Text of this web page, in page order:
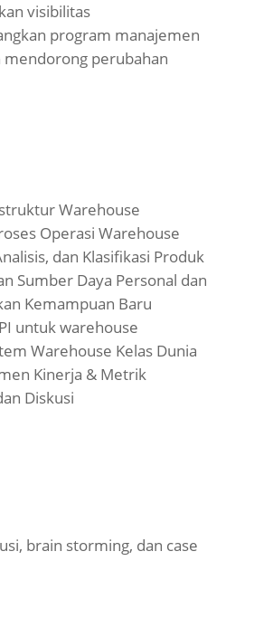
visibilitas
program manajemen
mendorong perubahan
Warehouse
Operasi Warehouse
dan Klasifikasi Produk
Sumber Daya Personal dan
Kemampuan Baru
untuk warehouse
Warehouse Kelas Dunia
Kinerja & Metrik
Diskusi
brain storming, dan case